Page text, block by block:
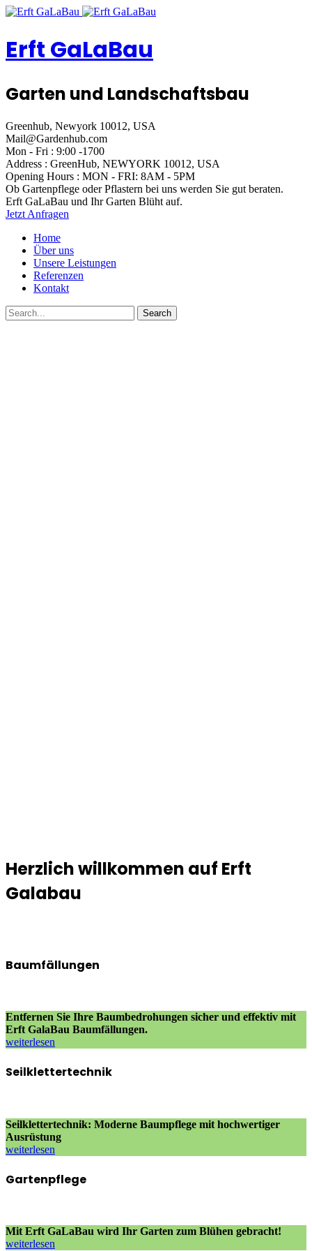
Erft GaLaBau
Garten und Landschaftsbau
Greenhub, Newyork 10012, USA
Mail@Gardenhub.com
Mon - Fri : 9:00 -1700
Address : GreenHub, NEWYORK 10012, USA
Opening Hours : MON - FRI: 8AM - 5PM
Ob Gartenpflege oder Pflastern bei uns werden Sie gut beraten.
Erft GaLaBau und Ihr Garten Blüht auf.
Jetzt Anfragen
Home
Über uns
Unsere Leistungen
Referenzen
Kontakt
Herzlich willkommen auf Erft
Galabau
Baumfällungen
Entfernen Sie Ihre Baumbedrohungen sicher und effektiv mit
Erft GalaBau Baumfällungen.
weiterlesen
Seilklettertechnik
Seilklettertechnik: Moderne Baumpflege mit hochwertiger
Ausrüstung
weiterlesen
Gartenpflege
Mit Erft GaLaBau wird Ihr Garten zum Blühen gebracht!
weiterlesen